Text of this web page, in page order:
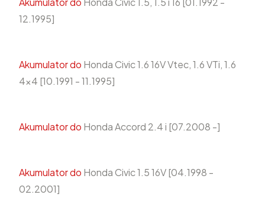
12.1995]
Akumulator do Honda Civic 1.6 16V Vtec, 1.6 VTi, 1.6
4x4 [10.1991 - 11.1995]
Akumulator do Honda Accord 2.4 i [07.2008 -]
Akumulator do Honda Civic 1.5 16V [04.1998 -
02.2001]